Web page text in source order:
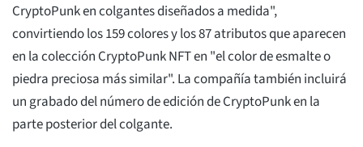
CryptoPunk en colgantes diseñados a medida",
convirtiendo los 159 colores y los 87 atributos que aparecen
en la colección CryptoPunk NFT en "el color de esmalte o
piedra preciosa más similar". La compañía también incluirá
un grabado del número de edición de CryptoPunk en la
parte posterior del colgante.